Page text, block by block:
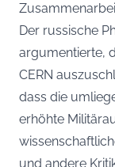
Der russische
argumentierte,
CERN
dass die
erhöhte
und andere